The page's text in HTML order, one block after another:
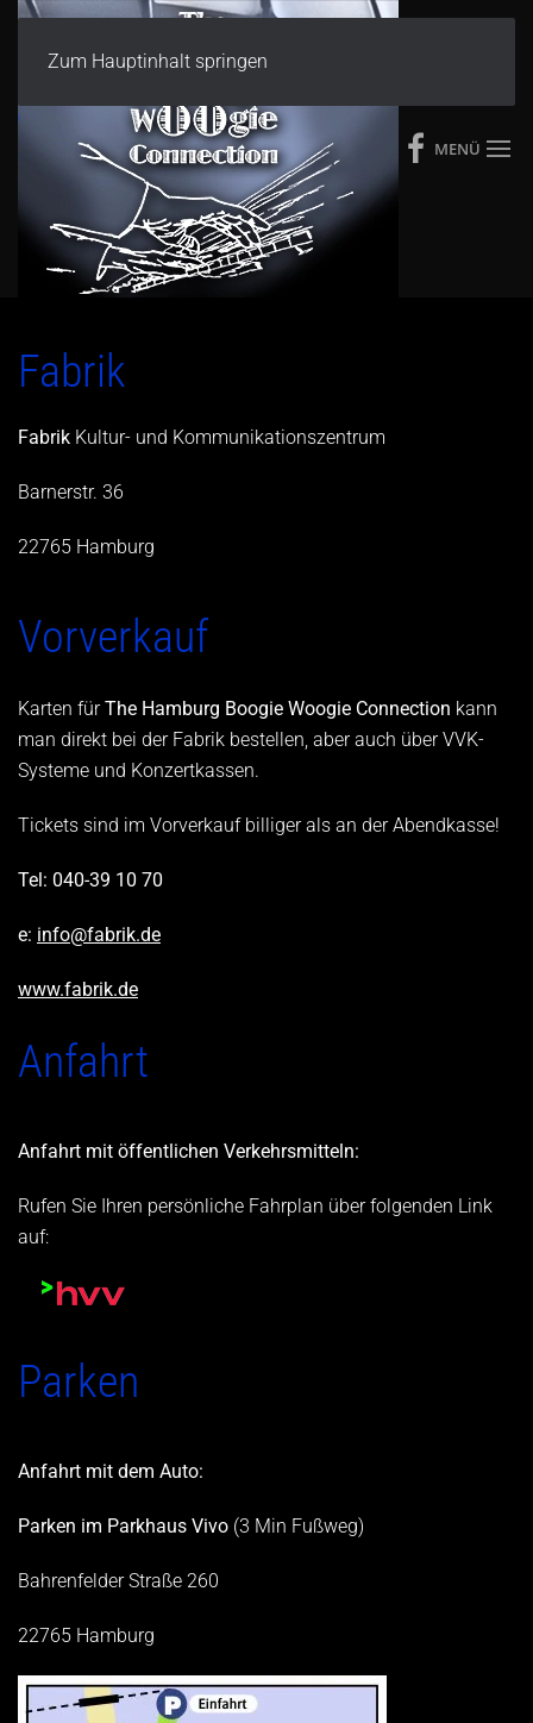
Zum Hauptinhalt springen
MENÜ
Fabrik
Fabrik Kultur- und Kommunikationszentrum
Barnerstr. 36
22765 Hamburg
Vorverkauf
Karten für The Hamburg Boogie Woogie Connection kann
man direkt bei der Fabrik bestellen, aber auch über VVK-
Systeme und Konzertkassen.
Tickets sind im Vorverkauf billiger als an der Abendkasse!
Tel: 040-39 10 70
e: info@fabrik.de
www.fabrik.de
Anfahrt
Anfahrt mit öffentlichen Verkehrsmitteln:
Rufen Sie Ihren persönliche Fahrplan über folgenden Link
auf:
Parken
Anfahrt mit dem Auto:
Parken im Parkhaus Vivo (3 Min Fußweg)
Bahrenfelder Straße 260
22765 Hamburg